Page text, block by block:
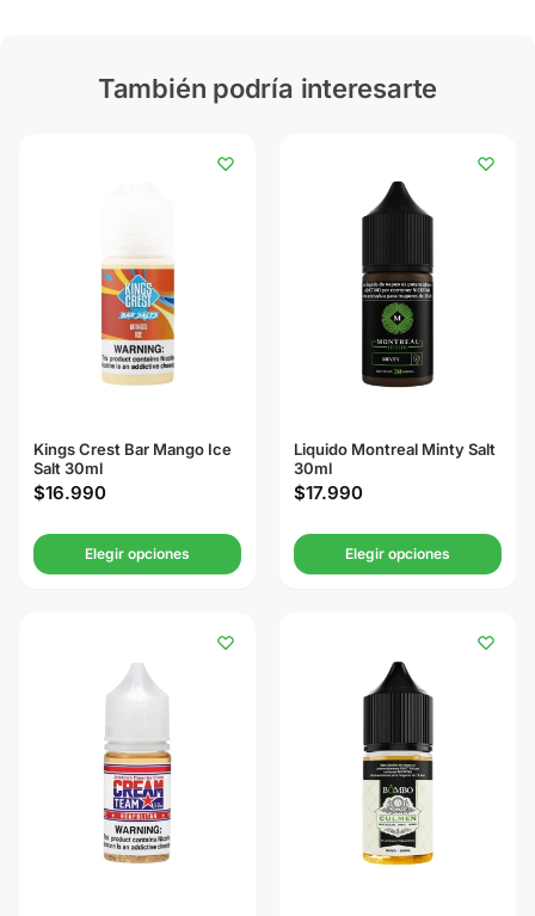
También podría interesarte
Kings Crest Bar Mango Ice
Salt 30ml
$16.990
Elegir opciones
Liquido Montreal Minty Salt
30ml
$17.990
Elegir opciones